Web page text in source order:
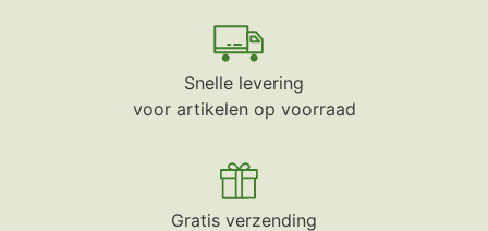
Snelle levering
voor artikelen op voorraad
Gratis verzending